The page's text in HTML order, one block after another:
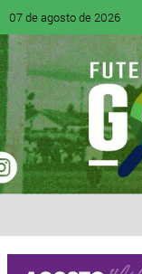
07 de agosto de 2026